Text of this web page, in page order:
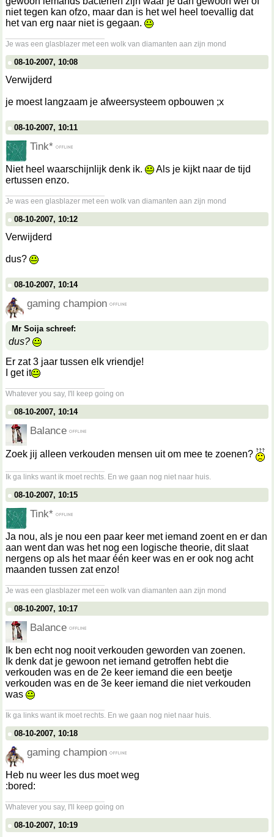
niet tegen kan ofzo, maar dan is het wel heel toevallig dat
het van erg naar niet is gegaan.
Je was een glasblazer met een wolk van diamanten aan zijn mond
08-10-2007, 10:08
Verwijderd
je moest langzaam je afweersysteem opbouwen ;x
08-10-2007, 10:11
Tink*
Niet heel waarschijnlijk denk ik.
Als je kijkt naar de tijd
ertussen enzo.
Je was een glasblazer met een wolk van diamanten aan zijn mond
08-10-2007, 10:12
Verwijderd
dus?
08-10-2007, 10:14
gaming champion
Mr Soija schreef:
dus?
Er zat 3 jaar tussen elk vriendje!
I get it
Whatever you say, I'll keep going on
08-10-2007, 10:14
Balance
Zoek jij alleen verkouden mensen uit om mee te zoenen?
Ik ga links want ik moet rechts. En we gaan nog niet naar huis.
08-10-2007, 10:15
Tink*
Ja nou, als je nou een paar keer met iemand zoent en er dan
aan went dan was het nog een logische theorie, dit slaat
nergens op als het maar één keer was en er ook nog acht
maanden tussen zat enzo!
Je was een glasblazer met een wolk van diamanten aan zijn mond
08-10-2007, 10:17
Balance
Ik ben echt nog nooit verkouden geworden van zoenen.
Ik denk dat je gewoon net iemand getroffen hebt die
verkouden was en de 2e keer iemand die een beetje
verkouden was en de 3e keer iemand die niet verkouden
was
Ik ga links want ik moet rechts. En we gaan nog niet naar huis.
08-10-2007, 10:18
gaming champion
Heb nu weer les dus moet weg
:bored:
Whatever you say, I'll keep going on
08-10-2007, 10:19